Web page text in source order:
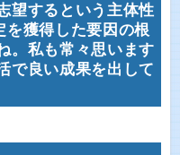
望するという主体性
を獲得した要因の根
。私も常々思います
で良い成果を出して